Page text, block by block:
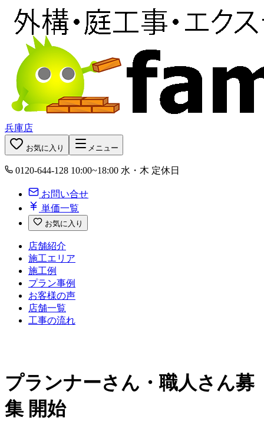
兵庫店
お気に入り メニュー
0120-644-128 10:00~18:00 水・木 定休日
お問い合せ
単価一覧
お気に入り
店舗紹介
施工エリア
施工例
プラン事例
お客様の声
店舗一覧
工事の流れ
プランナーさん・職人さん募
集 開始